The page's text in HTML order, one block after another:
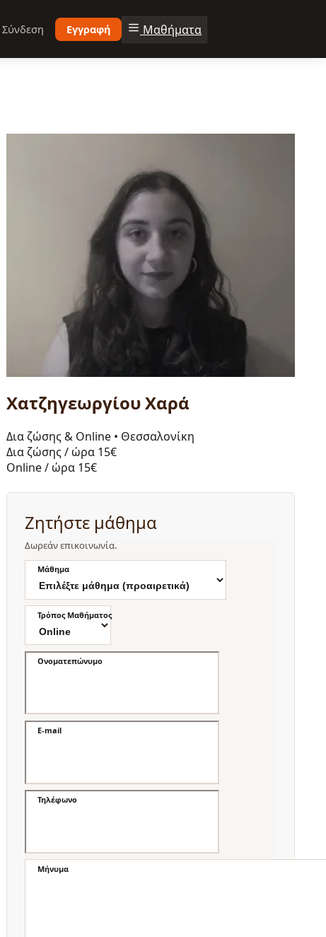
Σύνδεση Εγγραφή Μαθήματα
Χατζηγεωργίου Χαρά
Δια ζώσης & Online • Θεσσαλονίκη
Δια ζώσης / ώρα 15€
Online / ώρα 15€
Ζητήστε μάθημα
Δωρεάν επικοινωνία.
Μάθημα
Τρόπος Μαθήματος
Ονοματεπώνυμο
E-mail
Τηλέφωνο
Μήνυμα